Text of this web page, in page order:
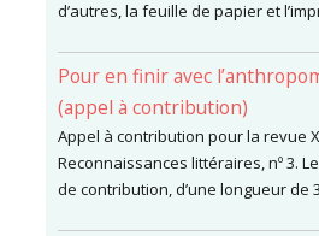
d’autres, la feuille de papier et
Pour en finir avec
(appel à contribution)
Appel à contribution pour la revue
Reconnaissances littéraires, nº 3.
de contribution, d’une longueur de